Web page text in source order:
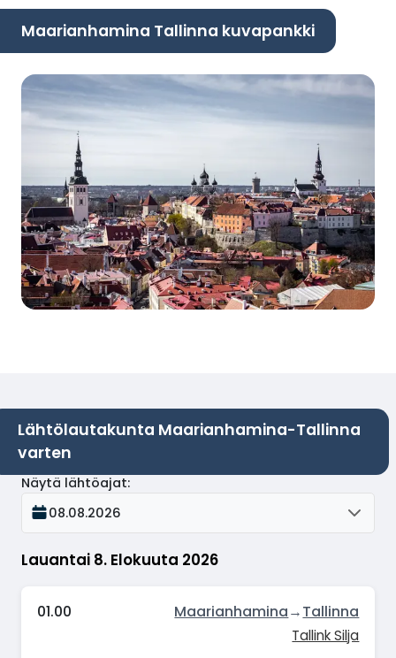
Maarianhamina Tallinna kuvapankki
Lähtölautakunta Maarianhamina-Tallinna
varten
Lauantai 8. Elokuuta 2026
Näytä lähtöajat:
08.08.2026
01.00 Maarianhamina→Tallinna
Tallink Silja